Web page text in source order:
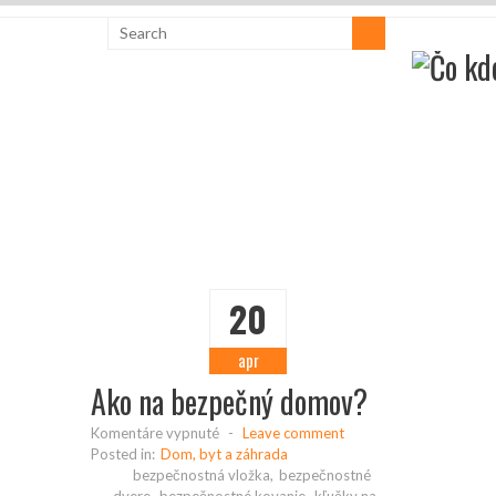
20
apr
Ako na bezpečný domov?
Komentáre vypnuténa
Ako
na
- Leave comment
Posted in: Dom, byt a záhrada
bezpečnostná vložka, bezpečnostné